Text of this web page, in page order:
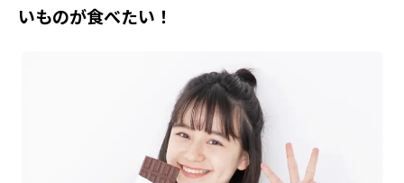
いものが食べたい！